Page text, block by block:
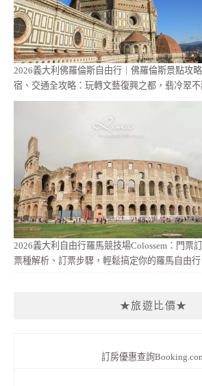
2026義大利佛羅倫斯自由行｜佛羅倫斯景點攻
宿、交通全攻略：玩轉文藝復興之都，翡冷翠不
2026義大利自由行羅馬競技場Colossem：門票
票種解析、訂票步驟，輕鬆搞定你的羅馬自由行
★旅遊比價★
訂房優惠查詢